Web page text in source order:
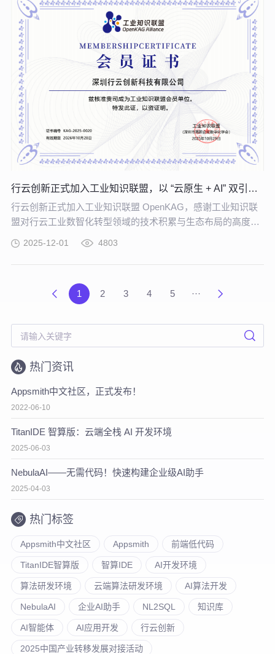
行云创新正式加入工业知识联盟，以 “云原生 + AI” 双引擎赋能工业数智化转型
行云创新正式加入工业知识联盟 OpenKAG，感谢工业知识联
盟对行云工业数智化转型领域的技术积累与生态布局的高度认
2025-12-01 4803
1 2 3 4 5 ···
热门资讯
Appsmith中文社区，正式发布！
2022-06-10
TitanIDE 智算版：云端全栈 AI 开发环境
2025-06-03
NebulaAI——无需代码！快速构建企业级AI助手
2025-04-03
热门标签
Appsmith中文社区 Appsmith 前端低代码
TitanIDE智算版 智算IDE AI开发环境
算法研发环境 云端算法研发环境 AI算法开发
NebulaAI 企业AI助手 NL2SQL 知识库
AI智能体 AI应用开发 行云创新
2025中国产业转移发展对接活动